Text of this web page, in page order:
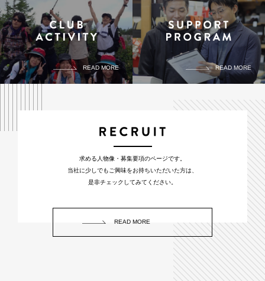
READ MORE READ MORE
求める人物像・募集要項のページです。
当社に少しでもご興味をお持ちいただいた方は、
是非チェックしてみてください。
READ MORE